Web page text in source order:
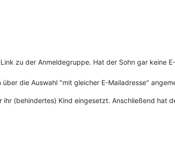
zu der Anmeldegruppe. Hat der Sohn gar keine
die Auswahl "mit gleicher E-Mailadresse"
(behindertes) Kind eingesetzt. Anschließend hat